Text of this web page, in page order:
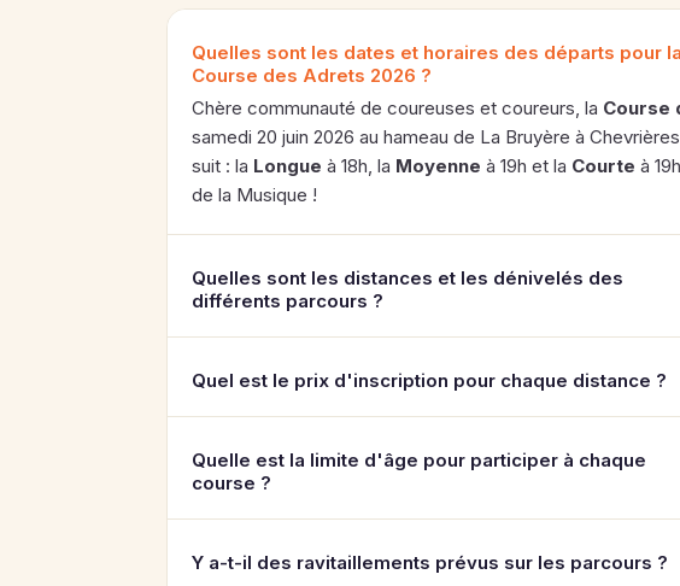
Quelles sont les dates et horaires des départs pour la
Course des Adrets 2026 ?
Chère communauté de coureuses et coureurs, la Course
samedi 20 juin 2026 au hameau de La Bruyère à
suit : la Longue à 18h, la Moyenne à 19h et la Courte à
de la Musique !
Quelles sont les distances et les dénivelés des
différents parcours ?
Quel est le prix d'inscription pour chaque distance ?
Quelle est la limite d'âge pour participer à chaque
course ?
Y a-t-il des ravitaillements prévus sur les parcours ?